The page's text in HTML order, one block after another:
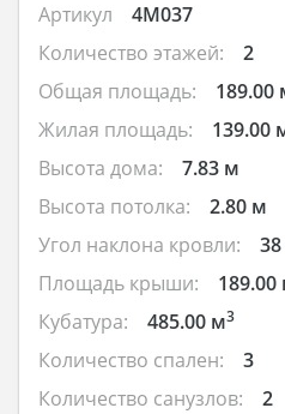
Артикул
4M037
Количество этажей:
2
Общая площадь:
189.00
Жилая площадь: 139.00
Высота дома:
7.83 м
Высота потолка:
2.80 м
Угол наклона кровли:
38
Площадь крыши:
189.00
Кубатура: 485.00 м3
Количество спален:
3
Количество санузлов:
2